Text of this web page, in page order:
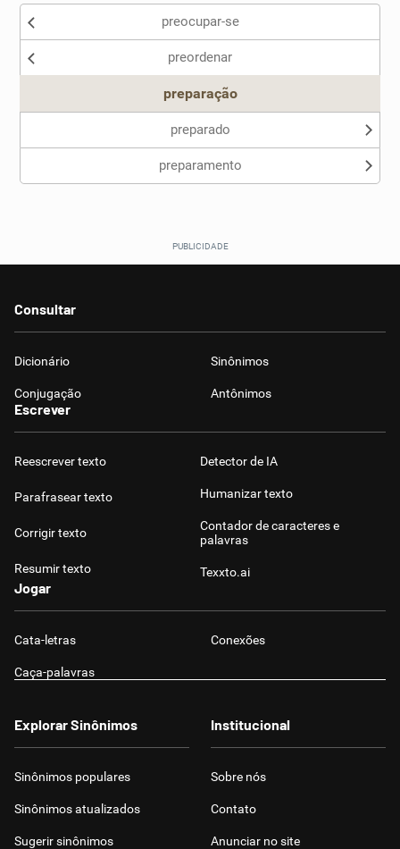
Nenhum dos sinônimos apresentados me ajudou
preocupar-se
preordenar
preparação
preparado
preparamento
Consultar
Dicionário Sinônimos
Conjugação Antônimos
Escrever
Reescrever texto
Parafrasear texto
Corrigir texto
Resumir texto
Detector de IA
Humanizar texto
Contador de caracteres e
palavras
Texxto.ai
Jogar
Cata-letras Conexões
Caça-palavras
Explorar Sinônimos
Sinônimos populares
Sinônimos atualizados
Sugerir sinônimos
Institucional
Sobre nós
Contato
Anunciar no site